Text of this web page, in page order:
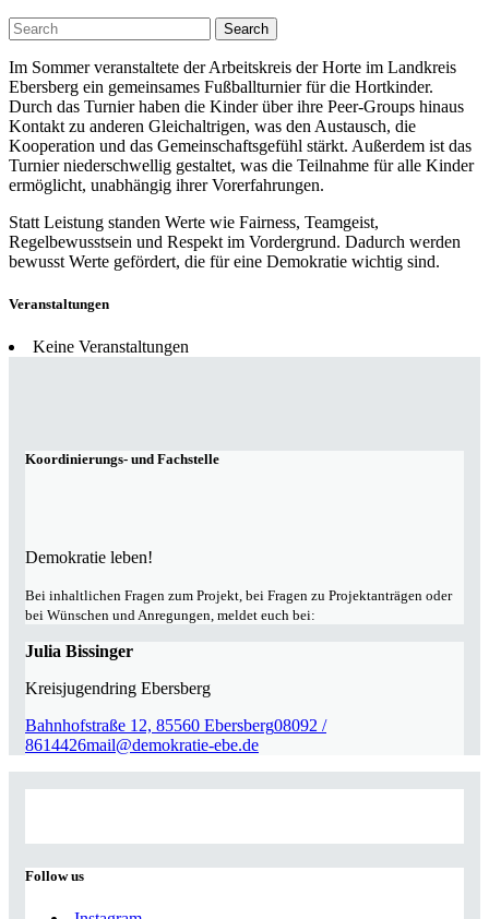
Search
Im Sommer veranstaltete der Arbeitskreis der Horte im Landkreis
Ebersberg ein gemeinsames Fußballturnier für die Hortkinder.
Durch das Turnier haben die Kinder über ihre Peer-Groups hinaus
Kontakt zu anderen Gleichaltrigen, was den Austausch, die
Kooperation und das Gemeinschaftsgefühl stärkt. Außerdem ist das
Turnier niederschwellig gestaltet, was die Teilnahme für alle Kinder
ermöglicht, unabhängig ihrer Vorerfahrungen.
Statt Leistung standen Werte wie Fairness, Teamgeist,
Regelbewusstsein und Respekt im Vordergrund. Dadurch werden
bewusst Werte gefördert, die für eine Demokratie wichtig sind.
Veranstaltungen
Keine Veranstaltungen
Koordinierungs- und Fachstelle
Demokratie leben!
Bei inhaltlichen Fragen zum Projekt, bei Fragen zu Projektanträgen oder
bei Wünschen und Anregungen, meldet euch bei:
Julia Bissinger
Kreisjugendring Ebersberg
Bahnhofstraße 12, 85560 Ebersberg08092 /
8614426mail@demokratie-ebe.de
Follow us